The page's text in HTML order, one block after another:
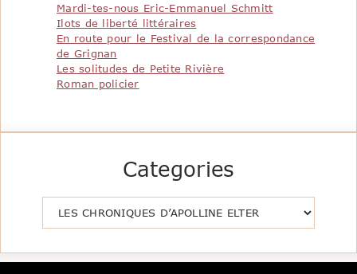
Mardi-tes-nous Eric-Emmanuel Schmitt
Ilots de liberté littéraires
En route pour le Festival de la correspondance
de Grignan
Les solitudes de Petite Rivière
Roman policier
Categories